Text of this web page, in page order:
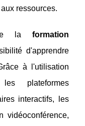
ressources.
la formation
d'apprendre
à l'utilisation
plateformes
interactifs, les
vidéoconférence,